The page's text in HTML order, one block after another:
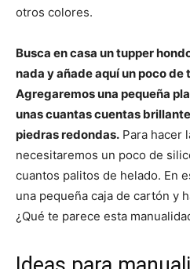
otros colores.
Busca en casa un tupper
nada y añade aquí un poco de
Agregaremos una pequeña
unas cuantas cuentas
piedras redondas. Para hacer
necesitaremos un poco de
cuantos palitos de helado. En
una pequeña caja de cartón y
¿Qué te parece esta